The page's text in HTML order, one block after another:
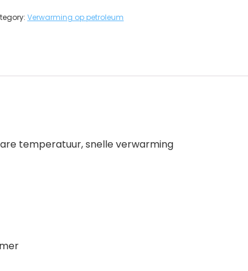
Verwarming op petroleum
temperatuur, snelle verwarming